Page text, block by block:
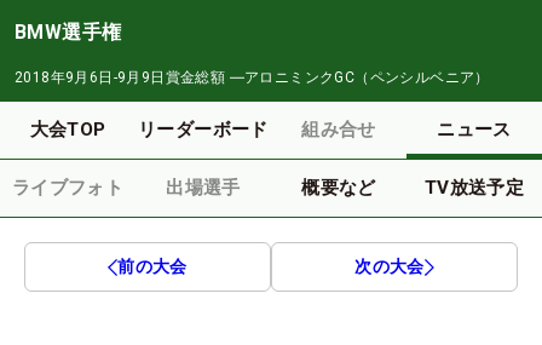
BMW選手権
2018年9月6日-9月9日 賞金総額 ―アロニミンクGC（ペンシルベニア）
大会TOP リーダーボード 組み合せ ニュース
ライブフォト 出場選手 概要など TV放送予定
前の大会 次の大会